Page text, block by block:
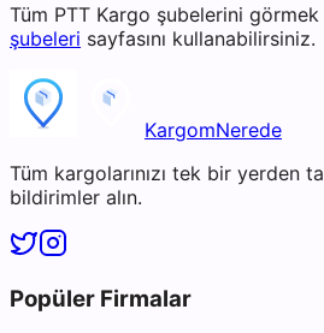
Tüm PTT Kargo şubelerini
şubeleri sayfasını kullanabilirsiniz.
KargomNerede
Tüm kargolarınızı tek bir yerden
bildirimler alın.
Popüler Firmalar